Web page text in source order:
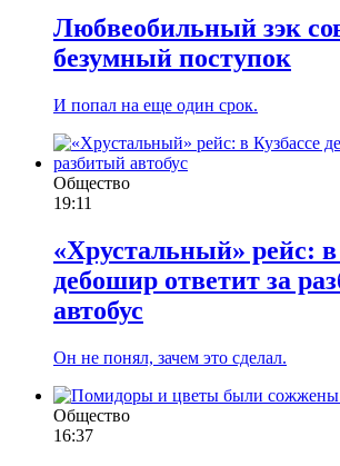
Любвеобильный зэк
безумный поступок
И попал на еще один срок.
Общество
19:11
«Хрустальный» рейс: в
дебошир ответит за
автобус
Он не понял, зачем это сделал.
Общество
16:37